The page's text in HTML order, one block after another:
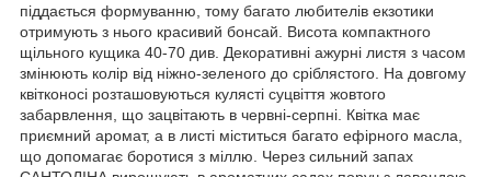
піддається формуванню, тому багато любителів екзотики
отримують з нього красивий бонсай. Висота компактного
щільного кущика 40-70 див. Декоративні ажурні листя з часом
змінюють колір від ніжно-зеленого до сріблястого. На довгому
квітконосі розташовуються кулясті суцвіття жовтого
забарвлення, що зацвітають в червні-серпні. Квітка має
приємний аромат, а в листі міститься багато ефірного масла,
що допомагає боротися з міллю. Через сильний запах